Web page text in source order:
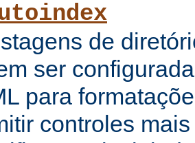
de
ser
para
controles